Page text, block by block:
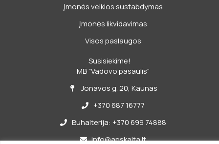
Įmonės veiklos sustabdymas
Įmonės likvidavimas
Visos paslaugos
Susisiekime!
MB "Vadovo pasaulis"
Jonavos g. 20, Kaunas
+370 687 16777
Buhalterija: +370 699 74888
info@apskaita.lt